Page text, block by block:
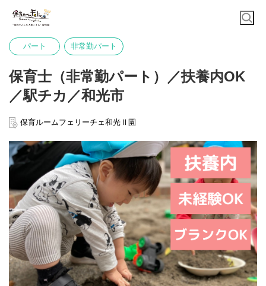
パート 非常勤パート
保育士（非常勤パート）／扶養内OK
／駅チカ／和光市
保育ルームフェリーチェ和光Ⅱ園